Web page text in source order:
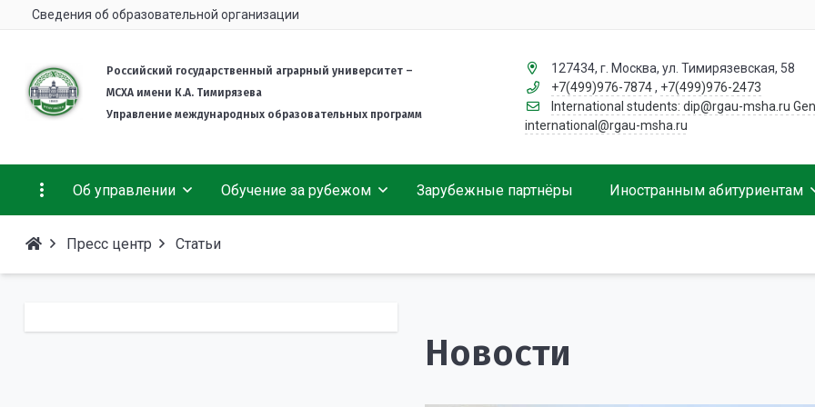
Сведения об образовательной организации
Российский государственный аграрный университет –
МСХА имени К.А. Тимирязева
Управление международных образовательных программ
127434, г. Москва, ул. Тимирязевская, 58
+7(499)976-7874 , +7(499)976-2473
International students: dip@rgau-msha.ru
international@rgau-msha.ru
Об управлении
Деятельность
Обучение за рубежом
Гранты и стипендии
Зарубежные партнёры Иностранным абитуриентам
Об университете
Welcome info
Пресс центр Статьи
Новости